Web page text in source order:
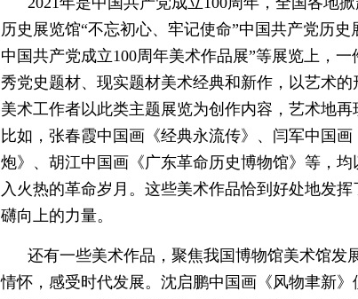
历史展览馆“不忘初心、牢记使命”中国共产党
中国共产党成立100周年美术作品展”等展览上，
秀党史题材、现实题材美术经典和新作，以艺术
美术工作者以此类主题展览为创作内容，艺术地
比如，张春霞中国画《经典永流传》、闫军中国
炮》、胡江中国画《广东革命历史博物馆》等，
入火热的革命岁月。这些美术作品恰到好处地发
礴向上的力量。
还有一些美术作品，聚焦我国博物馆美术馆发
情怀，感受时代发展。沈启鹏中国画《风物聿新